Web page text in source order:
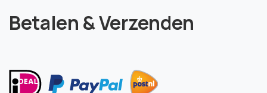
Betalen & Verzenden